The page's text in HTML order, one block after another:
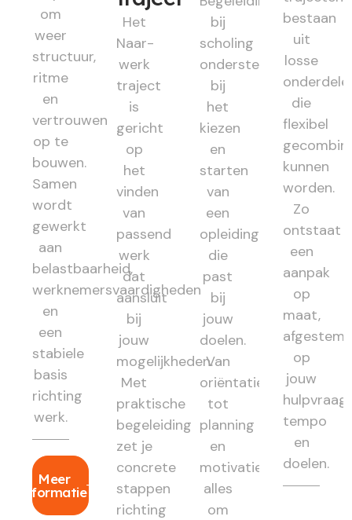
om
weer
structuur,
ritme
en
vertrouwen
op te
bouwen.
Samen
wordt
gewerkt
aan
belastbaarheid,
werknemersvaardigheden
en
een
stabiele
basis
richting
werk.
Meer
informatie
Het
Naar-
werk
traject
is
gericht
op
het
vinden
van
passend
werk
dat
aansluit
bij
jouw
mogelijkheden.
Met
praktische
begeleiding
zet je
concrete
stappen
richting
bij
scholing
ondersteunt
bij
het
kiezen
en
starten
van
een
opleiding
die
past
bij
jouw
doelen.
Van
oriëntatie
tot
planning
en
motivatie:
alles
om
bestaan
uit
losse
die
flexibel
kunnen
worden.
Zo
ontstaat
een
aanpak
op
maat,
op
jouw
hulpvraag,
tempo
en
doelen.